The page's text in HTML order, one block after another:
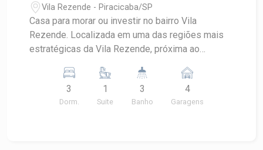
Vila Rezende - Piracicaba/SP
Casa para morar ou investir no bairro Vila
Rezende. Localizada em uma das regiões mais
estratégicas da Vila Rezende, próxima ao
casa oferece excelente visibilidade, fácil acesso
e grande potencial para clínicas, consultórios,
escritórios, coworkings, sedes empresariais ou
3
Dorm.
1
Suite
3
Banho
4
Garagens